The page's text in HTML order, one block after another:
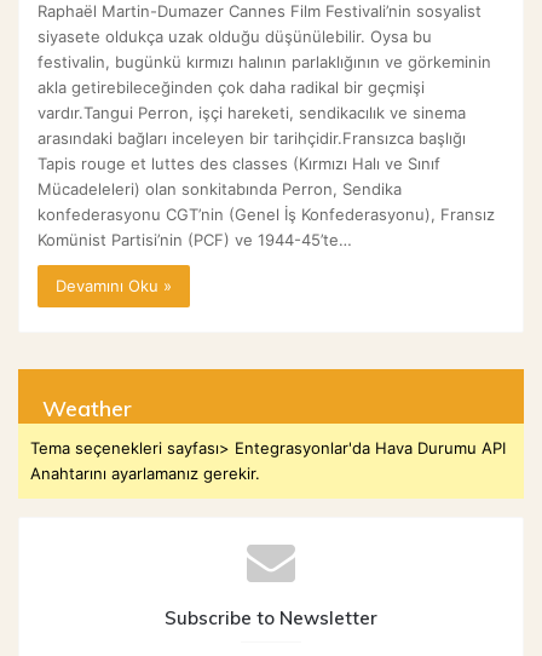
Raphaël Martin-Dumazer Cannes Film Festivali’nin sosyalist
siyasete oldukça uzak olduğu düşünülebilir. Oysa bu
festivalin, bugünkü kırmızı halının parlaklığının ve görkeminin
akla getirebileceğinden çok daha radikal bir geçmişi
vardır.Tangui Perron, işçi hareketi, sendikacılık ve sinema
arasındaki bağları inceleyen bir tarihçidir.Fransızca başlığı
Tapis rouge et luttes des classes (Kırmızı Halı ve Sınıf
Mücadeleleri) olan sonkitabında Perron, Sendika
konfederasyonu CGT’nin (Genel İş Konfederasyonu), Fransız
Komünist Partisi’nin (PCF) ve 1944-45’te…
Devamını Oku »
Weather
Tema seçenekleri sayfası> Entegrasyonlar'da Hava Durumu API
Anahtarını ayarlamanız gerekir.
Subscribe to Newsletter